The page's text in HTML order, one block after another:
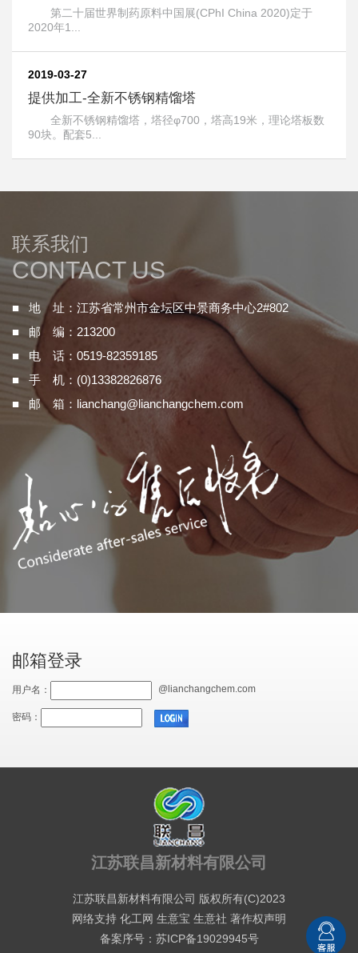
第二十届世界制药原料中国展(CPhI China 2020)定于
2020年1...
2019-03-27
提供加工-全新不锈钢精馏塔
全新不锈钢精馏塔，塔径φ700，塔高19米，理论塔板数
90块。配套5...
联系我们
CONTACT US
■ 地 址：江苏省常州市金坛区中景商务中心2#802
■ 邮 编：213200
■ 电 话：0519-82359185
■ 手 机：(0)13382826876
■ 邮 箱： lianchang@lianchangchem.com
邮箱登录
用户名： @lianchangchem.com
密码：
江苏联昌新材料有限公司
江苏联昌新材料有限公司 版权所有(C)2023
网络支持 化工网 生意宝 生意社 著作权声明
备案序号：苏ICP备19029945号